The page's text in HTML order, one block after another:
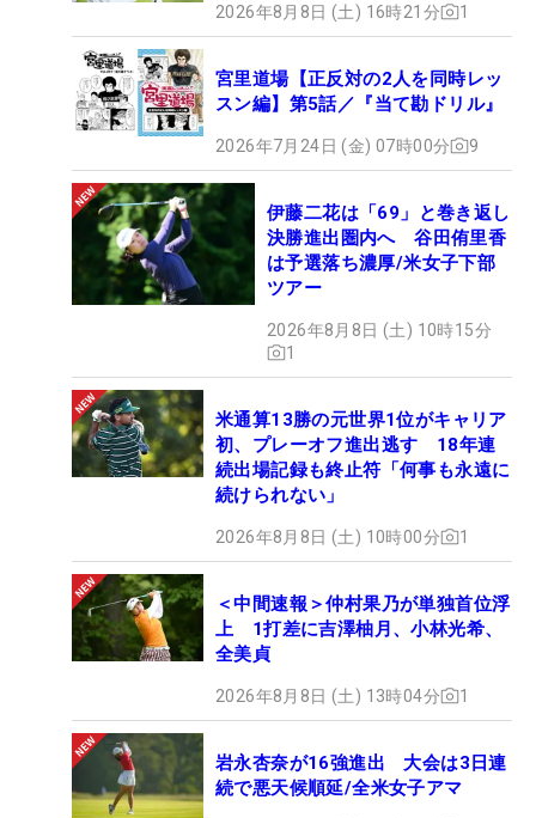
2026年8月8日 (土) 16時21分 1
宮里道場【正反対の2人を同時レッ
スン編】第5話／『当て勘ドリル』
2026年7月24日 (金) 07時00分 9
伊藤二花は「69」と巻き返し
決勝進出圏内へ 谷田侑里香
は予選落ち濃厚/米女子下部
ツアー
2026年8月8日 (土) 10時15分
1
米通算13勝の元世界1位がキャリア
初、プレーオフ進出逃す 18年連
続出場記録も終止符「何事も永遠に
続けられない」
2026年8月8日 (土) 10時00分 1
＜中間速報＞仲村果乃が単独首位浮
上 1打差に吉澤柚月、小林光希、
全美貞
2026年8月8日 (土) 13時04分 1
岩永杏奈が16強進出 大会は3日連
続で悪天候順延/全米女子アマ